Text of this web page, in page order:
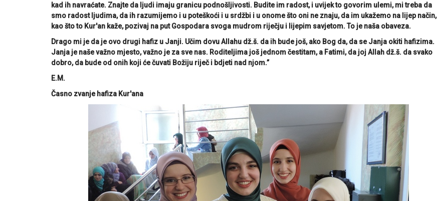
kad ih navraćate. Znajte da ljudi imaju granicu podnošljivosti. Budite im radost, i uvijek to govorim ulemi, mi treba da
smo radost ljudima, da ih razumijemo i u poteškoći i u srdžbi i u onome što oni ne znaju, da im ukažemo na lijep način,
kao što to Kur'an kaže, pozivaj na put Gospodara svoga mudrom riječju i lijepim savjetom. To je naša obaveza.
Drago mi je da je ovo drugi hafiz u Janji. Učim dovu Allahu dž.š. da ih bude još, ako Bog da, da se Janja okiti hafizima.
Janja je naše važno mjesto, važno je za sve nas. Roditeljima još jednom čestitam, a Fatimi, da joj Allah dž.š. da svako
dobro, da bude od onih koji će čuvati Božiju riječ i bdjeti nad njom.”
E.M.
Časno zvanje hafiza Kur'ana